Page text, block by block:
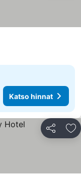
Katso hinnat
Jaa